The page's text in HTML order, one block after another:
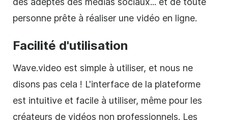
personne prête à réaliser une vidéo en ligne.
Facilité d'utilisation
Wave.video est simple à utiliser, et nous ne
disons pas cela ! L'interface de la plateforme
est intuitive et facile à utiliser, même pour les
créateurs de vidéos non professionnels. Les